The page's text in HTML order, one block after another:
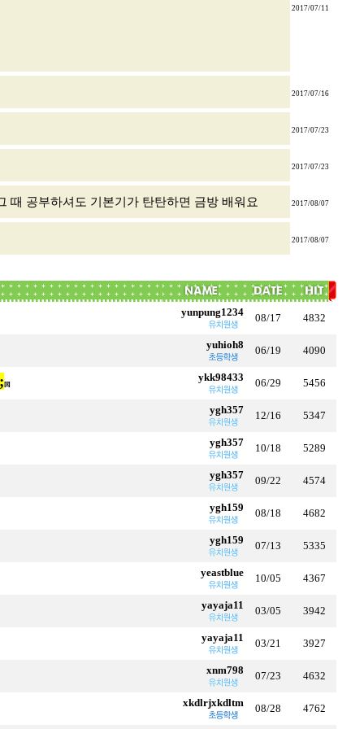
2017/07/11
2017/07/16
2017/07/23
2017/07/23
때 공부하셔도 기본기가 탄탄하면 금방 배워요 2017/08/07
2017/08/07
yunpung1234 08/17 4832
yuhioh8 06/19 4090
[8]
ykk98433 06/29 5456
ygh357 12/16 5347
ygh357 10/18 5289
ygh357 09/22 4574
ygh159 08/18 4682
ygh159 07/13 5335
yeastblue 10/05 4367
yayaja11 03/05 3942
yayaja11 03/21 3927
xnm798 07/23 4632
xkdlrjxkdltm 08/28 4762